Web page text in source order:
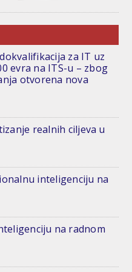
za IT uz
evra na ITS-u – zbog
otvorena nova
realnih ciljeva u
inteligenciju na
na radnom